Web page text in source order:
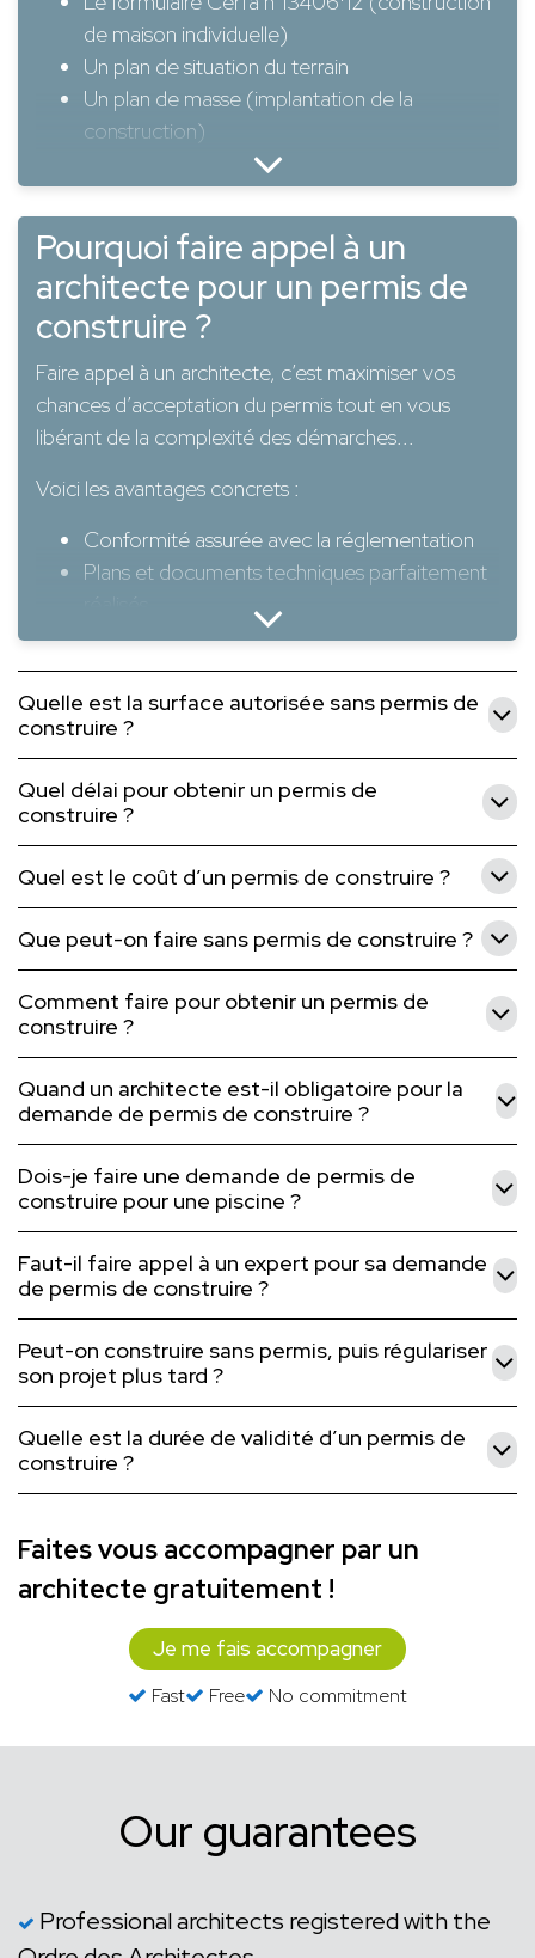
de maison individuelle)
Un plan de situation du terrain
Un plan de masse (implantation de la
construction)
Des plans de façades et toitures
Une notice descriptive
Des photos du terrain et de son
environnement
Une insertion paysagère (vue 3D du projet)
Tous ces documents doivent être précis,
conformes au PLU, et souvent signés par un
architecte.
Un dossier mal rempli = un projet retardé, voire
Pourquoi faire appel à un
architecte pour un permis de
construire ?
Faire appel à un architecte, c’est maximiser vos
chances d’acceptation du permis tout en vous
libérant de la complexité des démarches...
Voici les avantages concrets :
Conformité assurée avec la réglementation
Plans et documents techniques parfaitement
Gain de temps sur la constitution du dossier
Conseils sur l’optimisation du projet (budget,
matériaux, orientation…)
Moins de risques de refus ou de modifications
exigées par la mairie
Et surtout, au-delà de 150 m², l’intervention d’un
architecte est obligatoire.
Quelle est la surface autorisée sans permis de
construire ?
Quel délai pour obtenir un permis de
construire ?
Quel est le coût d’un permis de construire ?
Que peut-on faire sans permis de construire ?
Comment faire pour obtenir un permis de
construire ?
Quand un architecte est-il obligatoire pour la
demande de permis de construire ?
Dois-je faire une demande de permis de
construire pour une piscine ?
Faut-il faire appel à un expert pour sa demande
de permis de construire ?
Peut-on construire sans permis, puis régulariser
son projet plus tard ?
Quelle est la durée de validité d’un permis de
construire ?
Faites vous accompagner par un
architecte gratuitement !
Je me fais accompagner
Fast Free No commitment
Our guarantees
Professional architects registered with the